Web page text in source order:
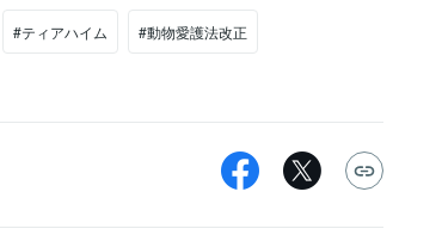
#ティアハイム #動物愛護法改正